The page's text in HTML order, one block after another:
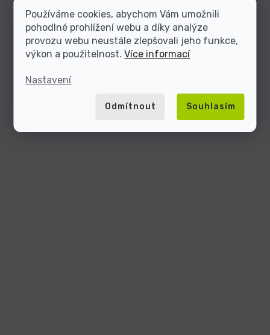
Používáme cookies, abychom Vám umožnili
pohodlné prohlížení webu a díky analýze
provozu webu neustále zlepšovali jeho funkce,
výkon a použitelnost.Více informací
Nastavení
Odmítnout Souhlasím